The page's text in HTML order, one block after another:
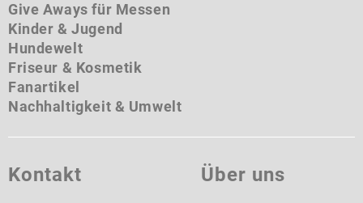
Give Aways für Messen
Kinder & Jugend
Hundewelt
Friseur & Kosmetik
Fanartikel
Nachhaltigkeit & Umwelt
Kontakt Über uns